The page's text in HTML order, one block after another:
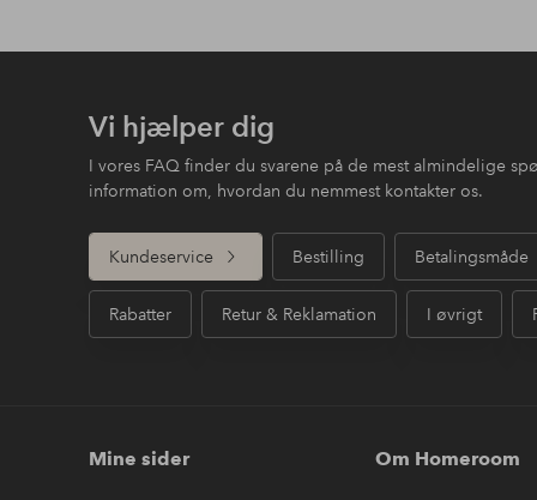
Vi hjælper dig
I vores FAQ finder du svarene på de mest almindelige
information om, hvordan du nemmest kontakter os.
Kundeservice Bestilling Betalingsmåde
Rabatter Retur & Reklamation I øvrigt
Mine sider Om Homeroom